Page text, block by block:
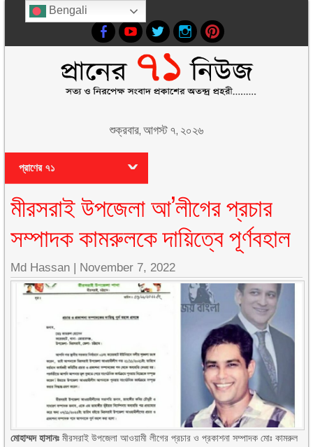
শুক্রবার, আগস্ট ৭, ২০২৬
প্রাণের ৭১
মীরসরাই উপজেলা আ’লীগের প্রচার
সম্পাদক কামরুলকে দায়িত্বে পূর্ণবহাল
Md Hassan | November 7, 2022
মোহাম্মদ হাসানঃ মীরসরাই উপজেলা আওয়ামী লীগের প্রচার ও প্রকাশনা সম্পাদক মোঃ কামরুল
Bengali